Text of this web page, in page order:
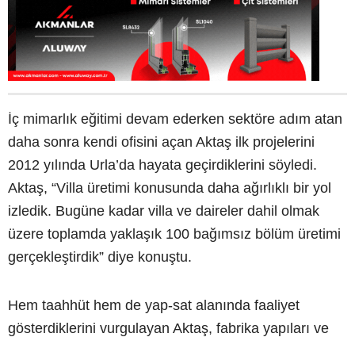
İç mimarlık eğitimi devam ederken sektöre adım atan
daha sonra kendi ofisini açan Aktaş ilk projelerini
2012 yılında Urla’da hayata geçirdiklerini söyledi.
Aktaş, “Villa üretimi konusunda daha ağırlıklı bir yol
izledik. Bugüne kadar villa ve daireler dahil olmak
üzere toplamda yaklaşık 100 bağımsız bölüm üretimi
gerçekleştirdik” diye konuştu.
Hem taahhüt hem de yap-sat alanında faaliyet
gösterdiklerini vurgulayan Aktaş, fabrika yapıları ve